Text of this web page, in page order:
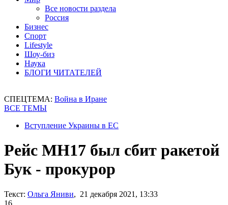
Все новости раздела
Россия
Бизнес
Спорт
Lifestyle
Шоу-биз
Наука
БЛОГИ ЧИТАТЕЛЕЙ
СПЕЦТЕМА: Война в Иране
ВСЕ ТЕМЫ
Вступление Украины в ЕС
Рейс MH17 был сбит ракетой
Бук - прокурор
Текст: Ольга Яниви, 21 декабря 2021, 13:33
16